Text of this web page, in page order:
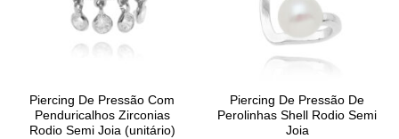
Piercing De Pressão Com
Penduricalhos Zirconias
Rodio Semi Joia (unitário)
Piercing De Pressão De
Perolinhas Shell Rodio Semi
Joia